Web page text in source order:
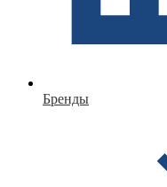
Бренды